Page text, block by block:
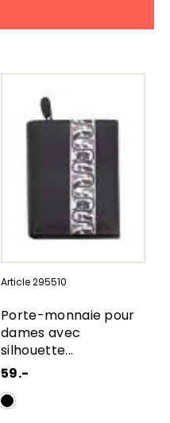
Article 295510
Porte-monnaie pour
dames avec
silhouette...
59.-